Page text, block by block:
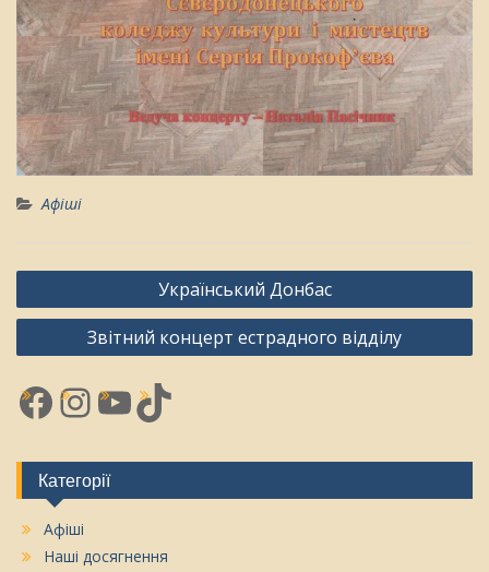
Афіші
Навігація
записів
Український Донбас
Звітний концерт естрадного відділу
Facebook
Instagram
YouTube
TikTok
Категорії
Афіші
Наші досягнення